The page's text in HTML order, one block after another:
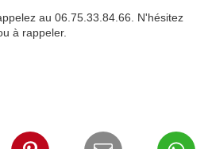
au 06.75.33.84.66. N'hésitez
à rappeler.